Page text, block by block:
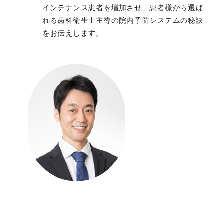
インテナンス患者を増加させ、患者様から選ば
れる歯科衛生士主導の院内予防システムの秘訣
をお伝えします。